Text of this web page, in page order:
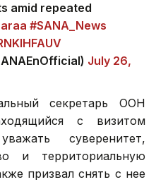
amid repeated
#SANA_News
July 26,
секретарь ООН
с визитом
суверенитет,
и территориальную
призвал снять с нее